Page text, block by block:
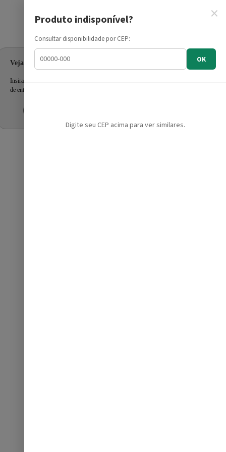
Informe seu CEP
Veja as ofertas para seu endereço!
Insira seu CEP e confira a disponibilidade dos produtos e prazo
de entrega.
×
Produto indisponível?
Consultar disponibilidade por CEP:
OK
Digite seu CEP acima para ver similares.